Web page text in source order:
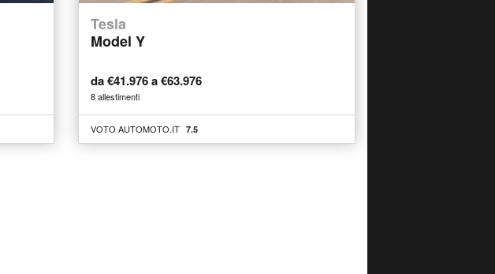
Tesla
Model Y
da €41.976 a €63.976
8 allestimenti
VOTO AUTOMOTO.IT 7.5